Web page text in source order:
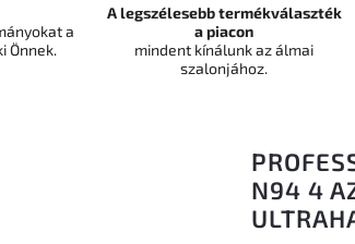
N94 4
a
Önnek.
A legszélesebb termékválaszték
a piacon
mindent kínálunk az álmai
szalonjához.